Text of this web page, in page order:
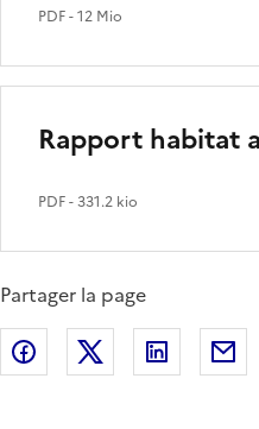
PDF- 12 Mio
Rapport habitat
PDF- 331.2 kio
Partager la page
Partager sur Facebook
Partager sur X